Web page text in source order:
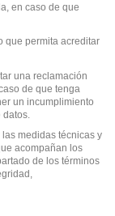
en caso de que
que permita acreditar
una reclamación
de que tenga
un incumplimiento
las medidas técnicas y
acompañan los
de los términos